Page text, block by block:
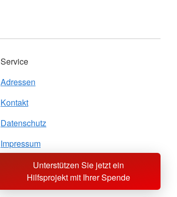
Unterstützen Sie jetzt ein
Hilfsprojekt mit Ihrer Spende
Service
Adressen
Kontakt
Datenschutz
Impressum